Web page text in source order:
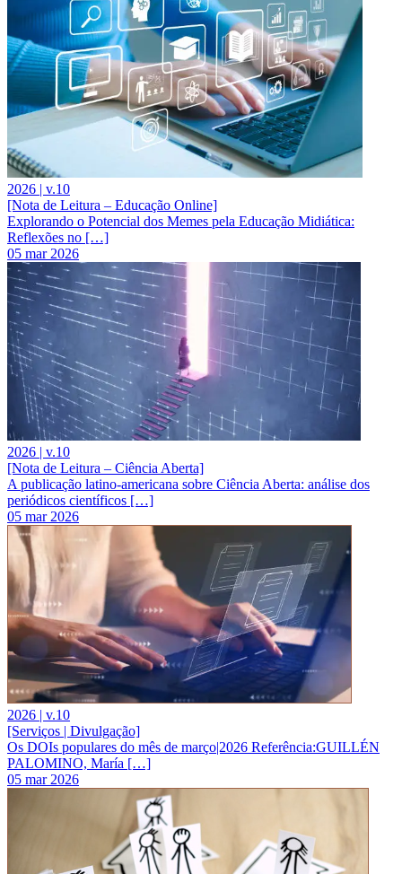
2026 | v.10
[Nota de Leitura – Educação Online]
Explorando o Potencial dos Memes pela Educação Midiática:
Reflexões no […]
05 mar 2026
2026 | v.10
[Nota de Leitura – Ciência Aberta]
A publicação latino-americana sobre Ciência Aberta: análise dos
periódicos científicos […]
05 mar 2026
2026 | v.10
[Serviços | Divulgação]
Os DOIs populares do mês de março|2026 Referência:GUILLÉN
PALOMINO, María […]
05 mar 2026